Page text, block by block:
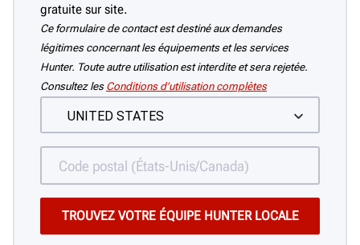
gratuite sur site.
Ce formulaire de contact est destiné aux demandes
légitimes concernant les équipements et les services
Hunter. Toute autre utilisation est interdite et sera rejetée.
Consultez les Conditions d’utilisation complètes